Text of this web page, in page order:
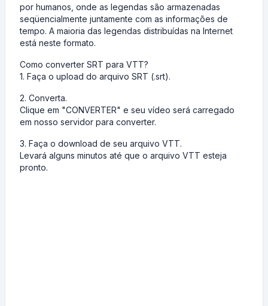
por humanos, onde as legendas são armazenadas
seqüencialmente juntamente com as informações de
tempo. A maioria das legendas distribuídas na Internet
está neste formato.
Como converter SRT para VTT?
1. Faça o upload do arquivo SRT (.srt).
2. Converta.
Clique em "CONVERTER" e seu vídeo será carregado
em nosso servidor para converter.
3. Faça o download de seu arquivo VTT.
Levará alguns minutos até que o arquivo VTT esteja
pronto.